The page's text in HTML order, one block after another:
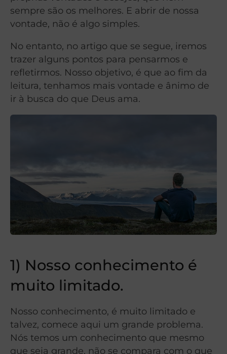
sempre são os melhores. E abrir de nossa
vontade, não é algo simples.
No entanto, no artigo que se segue, iremos
trazer alguns pontos para pensarmos e
refletirmos. Nosso objetivo, é que ao fim da
leitura, tenhamos mais vontade e ânimo de
ir à busca do que Deus ama.
1) Nosso conhecimento é
muito limitado.
Nosso conhecimento, é muito limitado e
talvez, comece aqui um grande problema.
Nós temos um conhecimento que mesmo
que seja grande, não se compara com o que